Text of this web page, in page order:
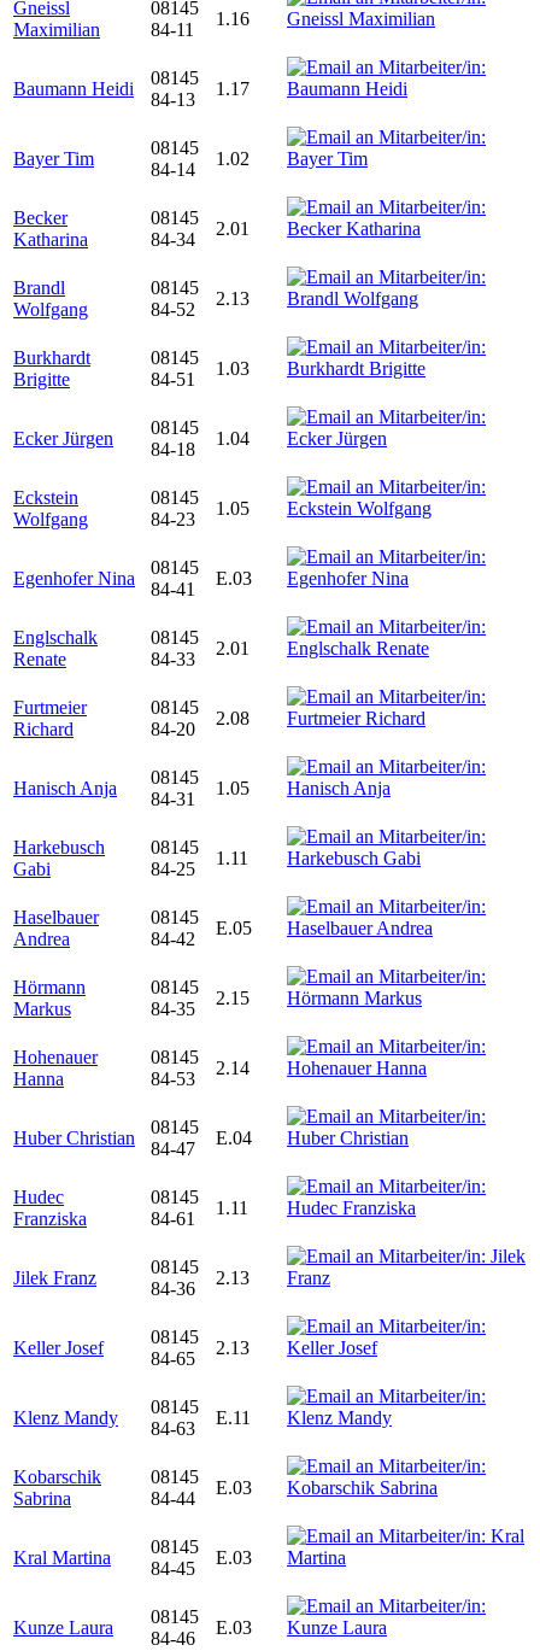
Gneissl
Maximilian
08145
84-11
1.16
Baumann Heidi
08145
84-13
1.17
Bayer Tim
08145
84-14
1.02
Becker
Katharina
08145
84-34
2.01
Brandl
Wolfgang
08145
84-52
2.13
Burkhardt
Brigitte
08145
84-51
1.03
Ecker Jürgen
08145
84-18
1.04
Eckstein
Wolfgang
08145
84-23
1.05
Egenhofer Nina
08145
84-41
E.03
Englschalk
Renate
08145
84-33
2.01
Furtmeier
Richard
08145
84-20
2.08
Hanisch Anja
08145
84-31
1.05
Harkebusch
Gabi
08145
84-25
1.11
Haselbauer
Andrea
08145
84-42
E.05
Hörmann
Markus
08145
84-35
2.15
Hohenauer
Hanna
08145
84-53
2.14
Huber Christian
08145
84-47
E.04
Hudec
Franziska
08145
84-61
1.11
Jilek Franz
08145
84-36
2.13
Keller Josef
08145
84-65
2.13
Klenz Mandy
08145
84-63
E.11
Kobarschik
Sabrina
08145
84-44
E.03
Kral Martina
08145
84-45
E.03
Kunze Laura
08145
84-46
E.03